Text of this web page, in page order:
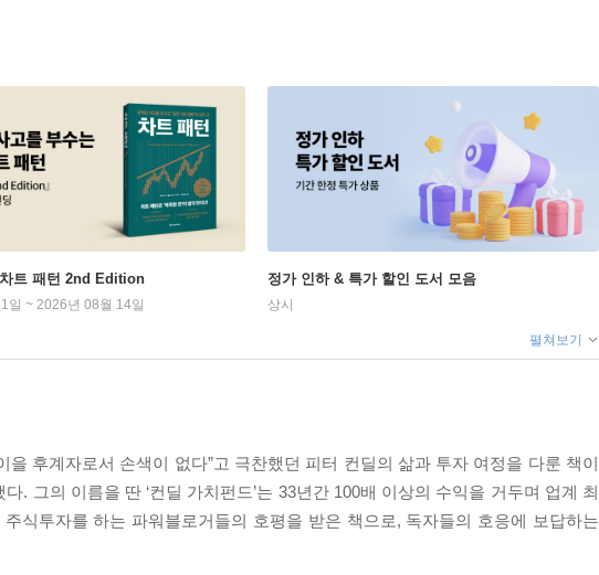
트 패턴 2nd Edition
일 ~ 2026년 08월 14일
정가 인하 & 특가 할인 도서 모음
상시
펼쳐보기
후계자로서 손색이 없다”고 극찬했던 피터 컨딜의 삶과 투자 여정을 다룬 책이
. 그의 이름을 딴 ‘컨딜 가치펀드’는 33년간 100배 이상의 수익을 거두며 업계 최
식투자를 하는 파워블로거들의 호평을 받은 책으로, 독자들의 호응에 보답하는